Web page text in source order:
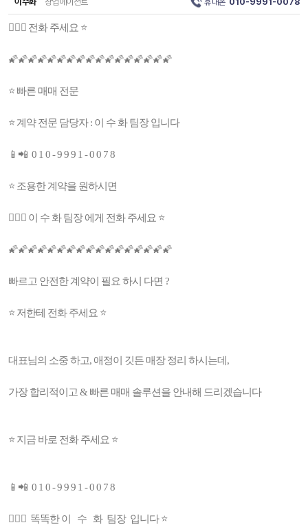
👩🏻‍⚕️ 전화 주세요 ⭐️
🌠🌠🌠🌠🌠🌠🌠🌠🌠🌠🌠🌠🌠🌠🌠🌠🌠
⭐ 빠른 매매 전문
⭐ 계약 전문 담당자 : 이 수 화 팀장 입니다
📱📲 0 1 0 - 9 9 9 1 - 0 0 7 8
⭐ 조용한 계약을 원하시면
👩🏻‍⚕️ 이 수 화 팀장 에게 전화 주세요 ⭐️
🌠🌠🌠🌠🌠🌠🌠🌠🌠🌠🌠🌠🌠🌠🌠🌠🌠
빠르고 안전한 계약이 필요 하시 다면 ?
⭐️ 저한테 전화 주세요 ⭐️
대표님의 소중 하고, 애정이 깃든 매장 정리 하시는데,
가장 합리적이고 & 빠른 매매 솔루션을 안내해 드리겠습니다
⭐ 지금 바로 전화 주세요 ⭐
📱📲 0 1 0 - 9 9 9 1 - 0 0 7 8
👩🏻‍⚕️ 똑똑한 이 수 화 팀장 입니다 ⭐